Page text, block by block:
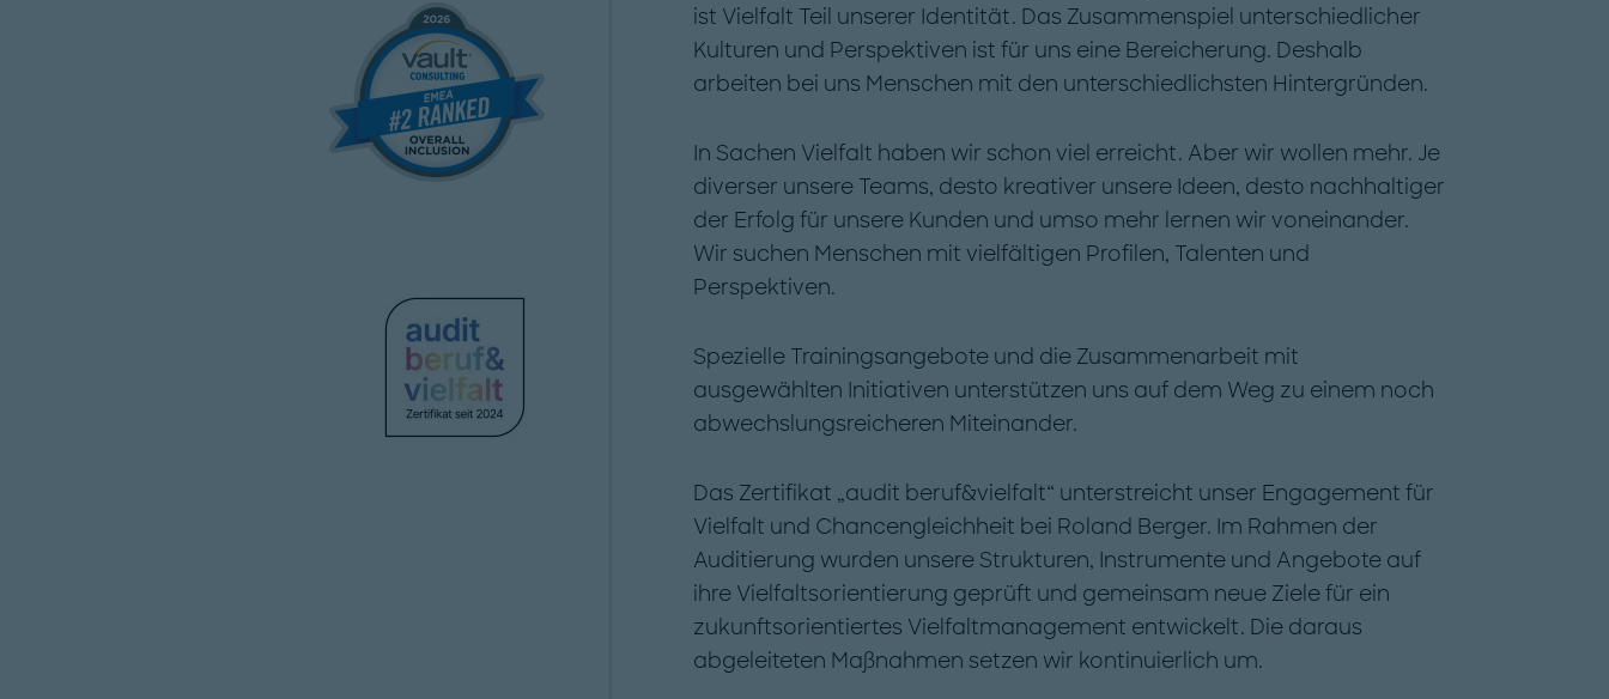
ist Vielfalt Teil unserer Identität. Das Zusammenspiel unterschiedlicher
Kulturen und Perspektiven ist für uns eine Bereicherung. Deshalb
arbeiten bei uns Menschen mit den unterschiedlichsten Hintergründen.
In Sachen Vielfalt haben wir schon viel erreicht. Aber wir wollen mehr. Je
diverser unsere Teams, desto kreativer unsere Ideen, desto nachhaltiger
der Erfolg für unsere Kunden und umso mehr lernen wir voneinander.
Wir suchen Menschen mit vielfältigen Profilen, Talenten und
Perspektiven.
Spezielle Trainingsangebote und die Zusammenarbeit mit
ausgewählten Initiativen unterstützen uns auf dem Weg zu einem noch
abwechslungsreicheren Miteinander.
Das Zertifikat „audit beruf&vielfalt“ unterstreicht unser Engagement für
Vielfalt und Chancengleichheit bei Roland Berger. Im Rahmen der
Auditierung wurden unsere Strukturen, Instrumente und Angebote auf
ihre Vielfaltsorientierung geprüft und gemeinsam neue Ziele für ein
zukunftsorientiertes Vielfaltmanagement entwickelt. Die daraus
abgeleiteten Maßnahmen setzen wir kontinuierlich um.